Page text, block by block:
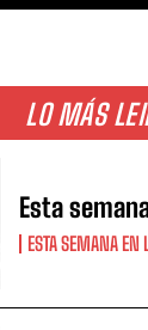
LO MÁS
Esta
ESTA SEMANA EN